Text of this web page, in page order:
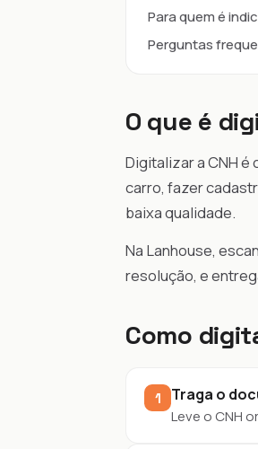
Para quem é
Perguntas
O que é
Digitalizar a CNH
carro, fazer
baixa qualidade.
Na Lanhouse,
resolução, e
Como
1 Traga o
Leve o CNH